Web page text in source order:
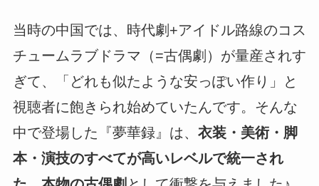
当時の中国では、時代劇+アイドル路線のコス
チュームラブドラマ（=古偶劇）が量産されす
ぎて、「どれも似たような安っぽい作り」と
視聴者に飽きられ始めていたんです。そんな
中で登場した『夢華録』は、 衣装・美術・脚
本・演技のすべてが高いレベルで統一され